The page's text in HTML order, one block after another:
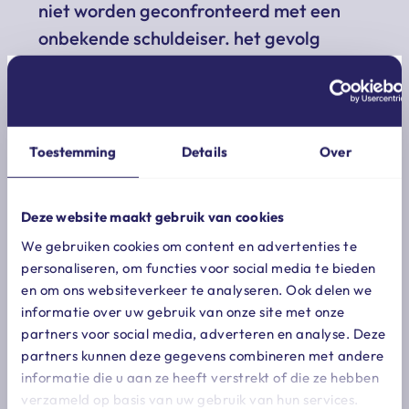
Toestemming Details Over
Deze website maakt gebruik van cookies
We gebruiken cookies om content en advertenties te
personaliseren, om functies voor social media te bieden
en om ons websiteverkeer te analyseren. Ook delen we
informatie over uw gebruik van onze site met onze
partners voor social media, adverteren en analyse. Deze
partners kunnen deze gegevens combineren met andere
informatie die u aan ze heeft verstrekt of die ze hebben
verzameld op basis van uw gebruik van hun services.
niet worden geconfronteerd met een
onbekende schuldeiser. het gevolg
financieringsmogelijkheden.
lees meer
instemt, zijn de nieuwe regels van toepassing op
inwerkingtreding. elke vorm van uitsluiting van
overdracht en verpanding van een vordering is dan
nietig. op deze manier zijn handelsvorderingen
beschikbaar voor financieringsdoeleinden en krijgt
met name het mkb meer kredietruimte. wel moet
de schuldeiser na inwerkingtreding van de wet een
overdracht of verpanding van een vordering